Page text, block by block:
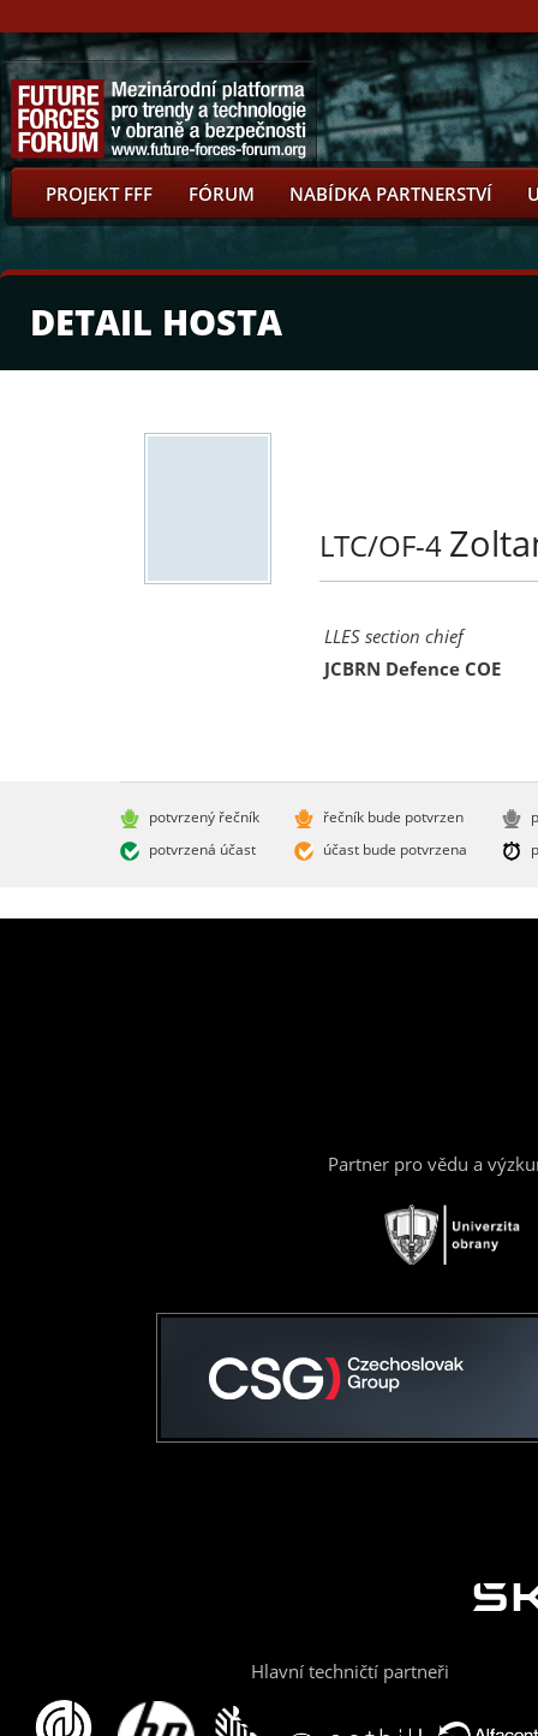
PROJEKT FFF FÓRUM NABÍDKA PARTNERSTVÍ
DETAIL HOSTA
LTC/OF-4
LLES section chief
JCBRN Defence COE
potvrzený řečník
potvrzená účast
řečník bude potvrzen
účast bude potvrzena
Partner pro vědu a
Hlavní techničtí partneři